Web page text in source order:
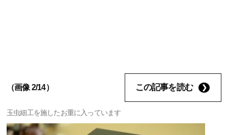
（画像 2/14） この記事を読む
玉虫細工を施したお重に入っています